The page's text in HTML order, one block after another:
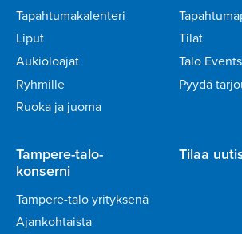
Tapahtumakalenteri
Liput
Aukioloajat
Ryhmille
Ruoka ja juoma
Tilat
Talo
Pyydä
Tampere-talo-
konserni
Tampere-talo yrityksenä
Ajankohtaista
Tilaa